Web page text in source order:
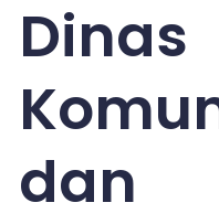
Dinas
dan